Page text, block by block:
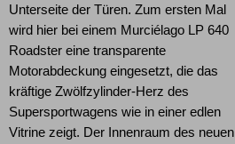
Unterseite der Türen. Zum ersten Mal
wird hier bei einem Murciélago LP 640
Roadster eine transparente
Motorabdeckung eingesetzt, die das
kräftige Zwölfzylinder-Herz des
Supersportwagens wie in einer edlen
Vitrine zeigt. Der Innenraum des neuen